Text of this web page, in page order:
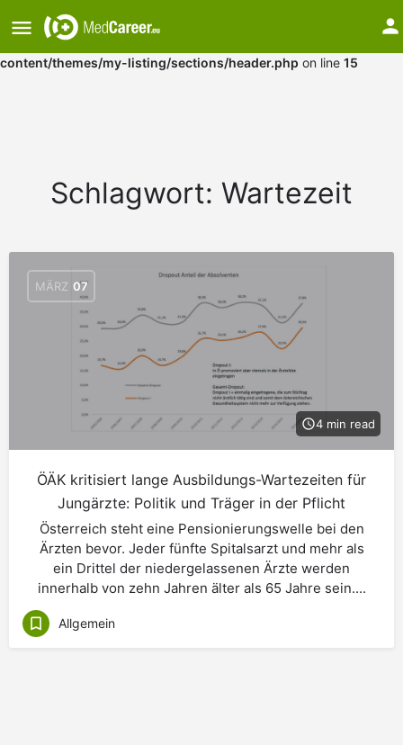
Warning: Undefined array key "medium" in
/var/www/vhosts/mkggnazs.host241.checkdomain.de/htdocs/
content/themes/my-listing/sections/header.php on line 15
Schlagwort: Wartezeit
MÄRZ 07
4 min read
ÖÄK kritisiert lange Ausbildungs-Wartezeiten für
Jungärzte: Politik und Träger in der Pflicht
Österreich steht eine Pensionierungswelle bei den
Ärzten bevor. Jeder fünfte Spitalsarzt und mehr als
ein Drittel der niedergelassenen Ärzte werden
innerhalb von zehn Jahren älter als 65 Jahre sein....
Allgemein